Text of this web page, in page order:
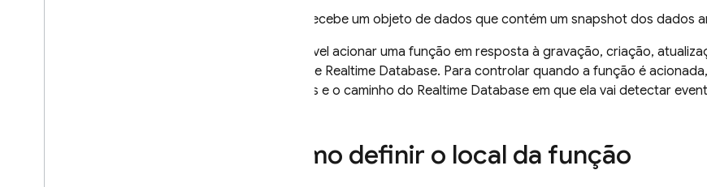
Recebe um objeto de dados que contém um snapshot dos dados
É possível acionar uma função em resposta à gravação, criação,
Firebase Realtime Database. Para controlar quando a função é
eventos e o caminho do Realtime Database em que ela vai detectar
Como definir o local da função